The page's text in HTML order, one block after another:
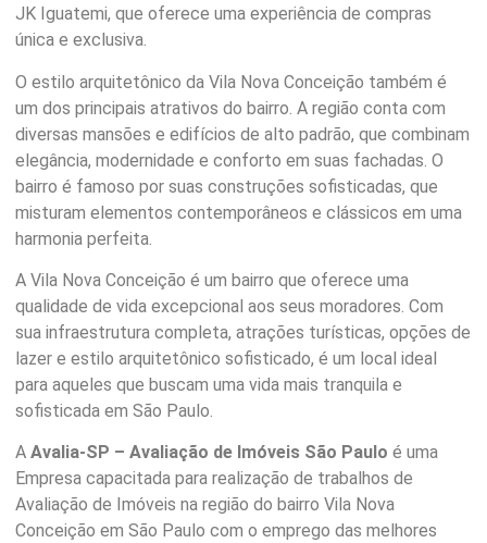
JK Iguatemi, que oferece uma experiência de compras
única e exclusiva.
O estilo arquitetônico da Vila Nova Conceição também é
um dos principais atrativos do bairro. A região conta com
diversas mansões e edifícios de alto padrão, que combinam
elegância, modernidade e conforto em suas fachadas. O
bairro é famoso por suas construções sofisticadas, que
misturam elementos contemporâneos e clássicos em uma
harmonia perfeita.
A Vila Nova Conceição é um bairro que oferece uma
qualidade de vida excepcional aos seus moradores. Com
sua infraestrutura completa, atrações turísticas, opções de
lazer e estilo arquitetônico sofisticado, é um local ideal
para aqueles que buscam uma vida mais tranquila e
sofisticada em São Paulo.
A Avalia-SP – Avaliação de Imóveis São Paulo é uma
Empresa capacitada para realização de trabalhos de
Avaliação de Imóveis na região do bairro Vila Nova
Conceição em São Paulo com o emprego das melhores